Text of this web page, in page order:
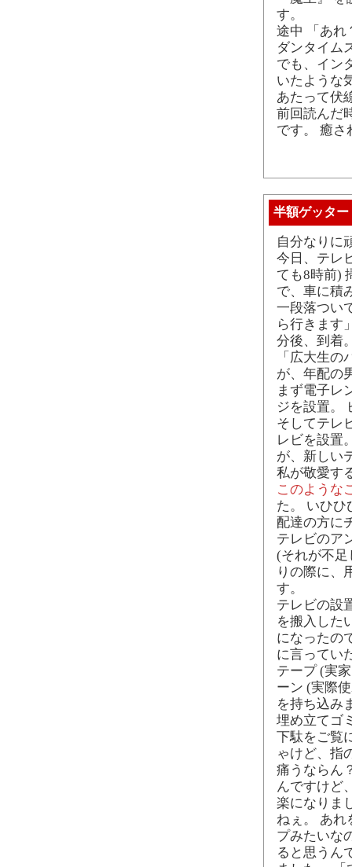
す。
途中 「あれ
ダンタイム
でも、イン
いたような
あたって伏
前回読んだ
です。 癒さ
半額ゲッター
自分なりに
今日、テレ
ても8時前)
で、車に積
一段落つい
ら行きます
分後、到着
「広大生
が、年配の
まず電子レ
ジを設置。
そしてテレ
レビを設置
が、新しい
私が敬愛す
このような
た。 いひひ
配達の方に
テレビのア
(それが不足
りの際に、
す。
テレビの設
を搬入した
になったの
に言ってい
テープ (実
ーン (実際
を持ち込み
埋め立てゴ
下駄をご覧
ゃけど、指
痛うならん
んですけど
楽になりま
ねぇ。 あれ
プみたいな
ると思うん